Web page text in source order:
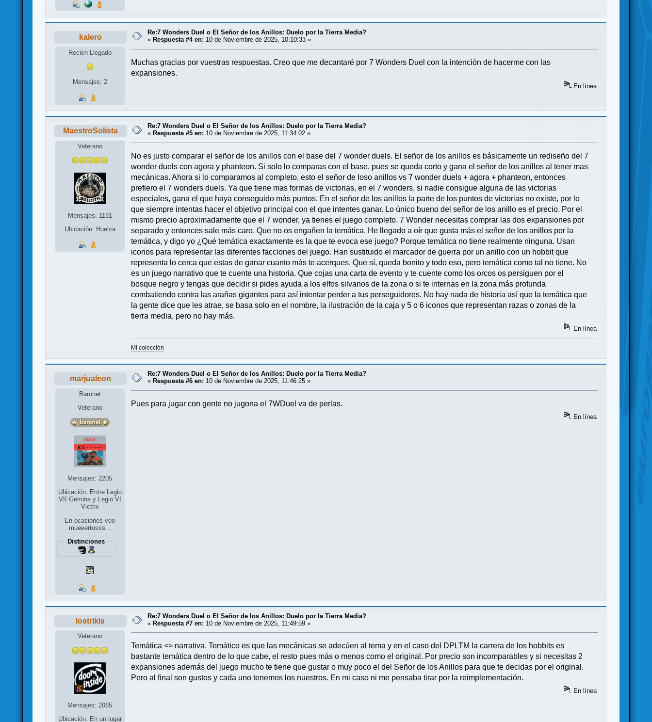
kalero
Recien Llegado
Mensajes: 2
Re:7 Wonders Duel o El Señor de los Anillos: Duelo por la Tierra Media?
« Respuesta #4 en: 10 de Noviembre de 2025, 10:10:33 »
Muchas gracias por vuestras respuestas. Creo que me decantaré por 7 Wonders Duel con la intención de hacerme con las
expansiones.
En línea
MaestroSolista
Veterano
Mensajes: 1181
Ubicación: Huelva
Re:7 Wonders Duel o El Señor de los Anillos: Duelo por la Tierra Media?
« Respuesta #5 en: 10 de Noviembre de 2025, 11:34:02 »
No es justo comparar el señor de los anillos con el base del 7 wonder duels. El señor de los anillos es básicamente un rediseño del 7
wonder duels con agora y phanteon. Si solo lo comparas con el base, pues se queda corto y gana el señor de los anillos al tener mas
mecánicas. Ahora si lo comparamos al completo, esto el señor de loso anillos vs 7 wonder duels + agora + phanteon, entonces
prefiero el 7 wonders duels. Ya que tiene mas formas de victorias, en el 7 wonders, si nadie consigue alguna de las victorias
especiales, gana el que haya conseguido más puntos. En el señor de los anillos la parte de los puntos de victorias no existe, por lo
que siempre intentas hacer el objetivo principal con el que intentes ganar. Lo único bueno del señor de los anillo es el precio. Por el
mismo precio aproximadamente que el 7 wonder, ya tienes el juego completo. 7 Wonder necesitas comprar las dos expansiones por
separado y entonces sale más caro. Que no os engañen la temática. He llegado a oír que gusta más el señor de los anillos por la
temática, y digo yo ¿Qué temática exactamente es la que te evoca ese juego? Porque temática no tiene realmente ninguna. Usan
iconos para representar las diferentes facciones del juego. Han sustituido el marcador de guerra por un anillo con un hobbit que
representa lo cerca que estas de ganar cuanto más te acerques. Que sí, queda bonito y todo eso, pero temática como tal no tiene. No
es un juego narrativo que te cuente una historia. Que cojas una carta de evento y te cuente como los orcos os persiguen por el
bosque negro y tengas que decidir si pides ayuda a los elfos silvanos de la zona o si te internas en la zona más profunda
combatiendo contra las arañas gigantes para así intentar perder a tus perseguidores. No hay nada de historia así que la temática que
la gente dice que les atrae, se basa solo en el nombre, la ilustración de la caja y 5 o 6 iconos que representan razas o zonas de la
tierra media, pero no hay más.
En línea
Mi colección
marjualeon
Baronet
Veterano
Mensajes: 2205
Ubicación: Entre Legio
VII Gemina y Legio VI
Victrix
En ocasiones veo
mueeertosss...
Distinciones
Re:7 Wonders Duel o El Señor de los Anillos: Duelo por la Tierra Media?
« Respuesta #6 en: 10 de Noviembre de 2025, 11:46:25 »
Pues para jugar con gente no jugona el 7WDuel va de perlas.
En línea
lostrikis
Veterano
Mensajes: 2065
Ubicación: En un lugar
Re:7 Wonders Duel o El Señor de los Anillos: Duelo por la Tierra Media?
«Respuesta #7 en: 10 de Noviembre de 2025, 11:49:59 »
Temática <> narrativa. Temático es que las mecánicas se adecúen al tema y en el caso del DPLTM la carrera de los hobbits es
bastante temática dentro de lo que cabe, el resto pues más o menos como el original. Por precio son incomparables y si necesitas 2
expansiones además del juego mucho te tiene que gustar o muy poco el del Señor de los Anillos para que te decidas por el original.
Pero al final son gustos y cada uno tenemos los nuestros. En mi caso ni me pensaba tirar por la reimplementación.
En línea